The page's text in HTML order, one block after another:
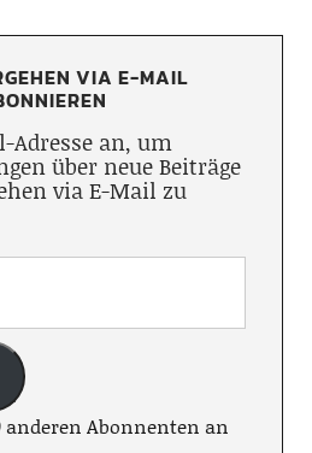
VIA E-MAIL
Adresse an, um
über neue Beiträge
via E-Mail zu
anderen Abonnenten an